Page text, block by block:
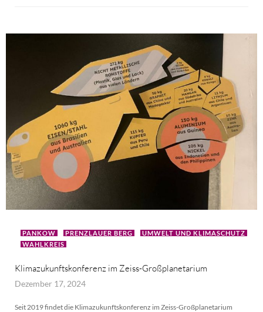
PANKOW PRENZLAUER BERG
UMWELT UND KLIMASCHUTZ
WAHLKREIS
Klimazukunftskonferenz im Zeiss-Großplanetarium
Dezember 17, 2024
Seit 2019 findet die Klimazukunftskonferenz im Zeiss-Großplanetarium